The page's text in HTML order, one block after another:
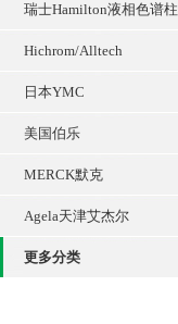
瑞士Hamilton液相色谱柱
Hichrom/Alltech
日本YMC
美国伯乐
MERCK默克
Agela天津艾杰尔
更多分类